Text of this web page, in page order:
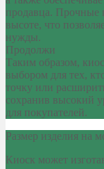
продавца. Прочные
высоте, что
нужды.
Продолжи
Таким образом,
выбором для тех,
точку или
сохранив высокий
для покупателей.
Размер изделия на
Киоск может